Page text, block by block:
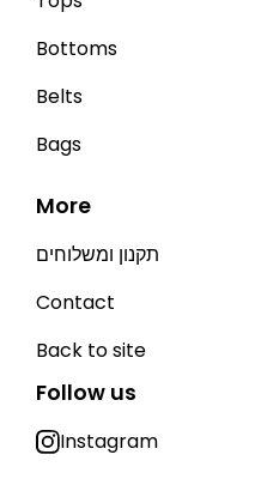
Bottoms
Belts
Bags
More
תקנון ומשלוחים
Contact
Back to site
Follow us
Instagram